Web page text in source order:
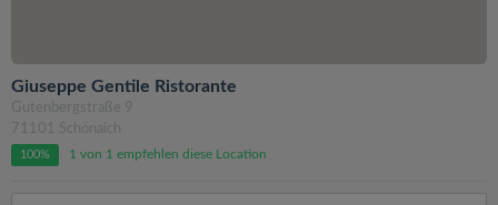
Giuseppe Gentile Ristorante
Gutenbergstraße 9
71101 Schönaich
100% 1 von 1 empfehlen diese Location